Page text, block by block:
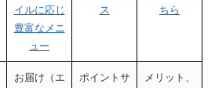
イルに応じ
豊富なメニ
ュー
ス
ちら
お届け（エ
ポイントサ
メリット、